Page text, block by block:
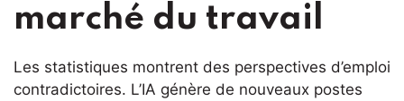
marché du travail
Les statistiques montrent des perspectives d’emploi
contradictoires. L’IA génère de nouveaux postes